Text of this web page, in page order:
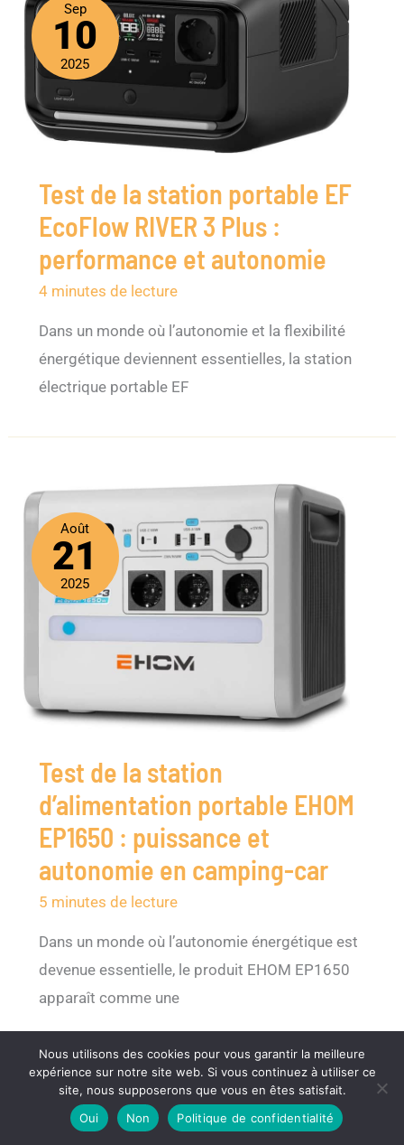
Sep
10
2025
Test de la station portable EF
EcoFlow RIVER 3 Plus :
performance et autonomie
4 minutes de lecture
Dans un monde où l’autonomie et la flexibilité
énergétique deviennent essentielles, la station
électrique portable EF
Août
21
2025
Test de la station
d’alimentation portable EHOM
EP1650 : puissance et
autonomie en camping-car
5 minutes de lecture
Dans un monde où l’autonomie énergétique est
devenue essentielle, le produit EHOM EP1650
apparaît comme une
Août
Nous utilisons des cookies pour vous garantir la meilleure
expérience sur notre site web. Si vous continuez à utiliser ce
site, nous supposerons que vous en êtes satisfait.
Oui
Non Politique de confidentialité